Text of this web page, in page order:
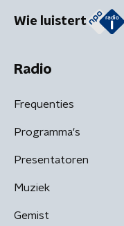
Wie luistert
Radio
Frequenties
Programma's
Presentatoren
Muziek
Gemist